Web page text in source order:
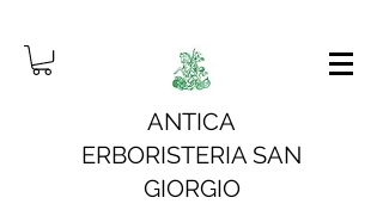
ANTICA
ERBORISTERIA SAN
GIORGIO